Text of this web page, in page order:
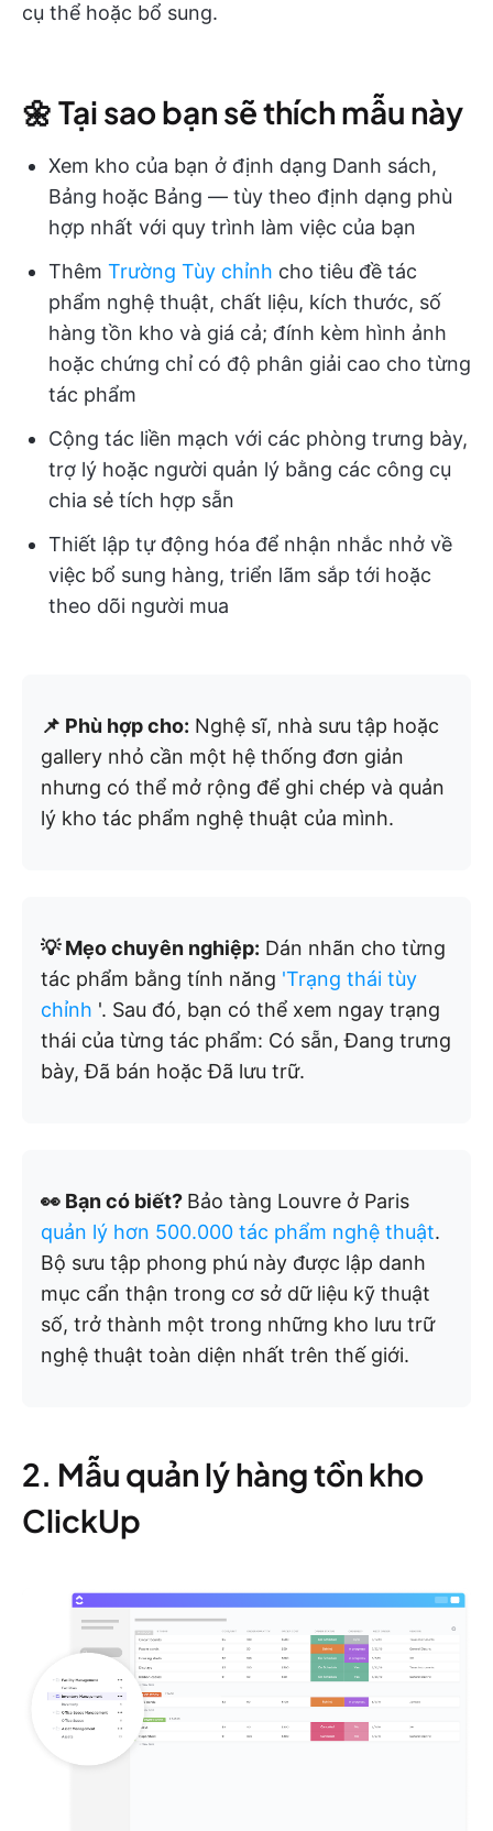
cụ thể hoặc bổ sung.
🌼 Tại sao bạn sẽ thích mẫu này
Xem kho của bạn ở định dạng Danh sách,
Bảng hoặc Bảng — tùy theo định dạng phù
hợp nhất với quy trình làm việc của bạn
Thêm Trường Tùy chỉnh cho tiêu đề tác
phẩm nghệ thuật, chất liệu, kích thước, số
hàng tồn kho và giá cả; đính kèm hình ảnh
hoặc chứng chỉ có độ phân giải cao cho từng
tác phẩm
Cộng tác liền mạch với các phòng trưng bày,
trợ lý hoặc người quản lý bằng các công cụ
chia sẻ tích hợp sẵn
Thiết lập tự động hóa để nhận nhắc nhở về
việc bổ sung hàng, triển lãm sắp tới hoặc
theo dõi người mua
📌 Phù hợp cho: Nghệ sĩ, nhà sưu tập hoặc
gallery nhỏ cần một hệ thống đơn giản
nhưng có thể mở rộng để ghi chép và quản
lý kho tác phẩm nghệ thuật của mình.
💡 Mẹo chuyên nghiệp: Dán nhãn cho từng
tác phẩm bằng tính năng 'Trạng thái tùy
chỉnh '. Sau đó, bạn có thể xem ngay trạng
thái của từng tác phẩm: Có sẵn, Đang trưng
bày, Đã bán hoặc Đã lưu trữ.
👀 Bạn có biết? Bảo tàng Louvre ở Paris
quản lý hơn 500.000 tác phẩm nghệ thuật.
Bộ sưu tập phong phú này được lập danh
mục cẩn thận trong cơ sở dữ liệu kỹ thuật
số, trở thành một trong những kho lưu trữ
nghệ thuật toàn diện nhất trên thế giới.
2. Mẫu quản lý hàng tồn kho
ClickUp